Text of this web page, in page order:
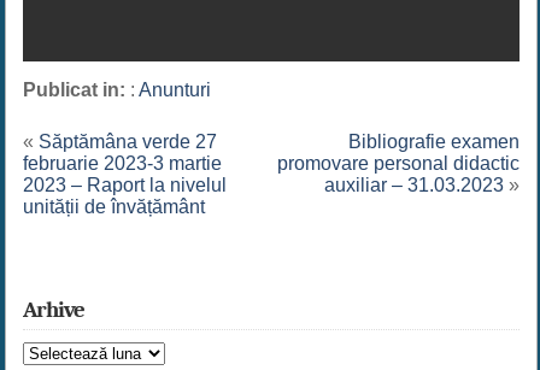
Publicat in: : Anunturi
« Săptămâna verde 27
februarie 2023-3 martie
2023 – Raport la nivelul
unității de învățământ
Bibliografie examen
promovare personal didactic
auxiliar – 31.03.2023 »
Arhive
Arhive